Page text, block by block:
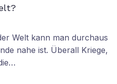
Welt kann man durchaus
nahe ist. Überall Kriege,